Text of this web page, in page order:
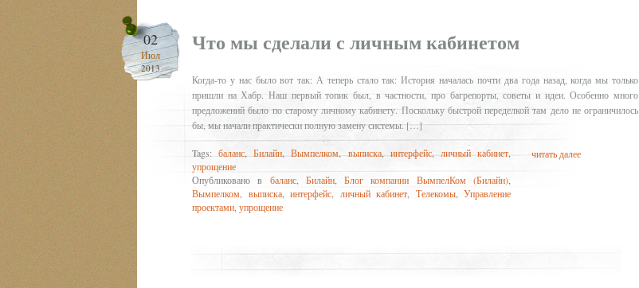
02
Июл
2013
Что мы сделали с личным кабинетом
Когда-то у нас было вот так: А теперь стало так: История началась почти два года назад, когда мы только
пришли на Хабр. Наш первый топик был, в частности, про багрепорты, советы и идеи. Особенно много
предложений было по старому личному кабинету. Поскольку быстрой переделкой там дело не ограничилось
бы, мы начали практически полную замену системы. […]
Tags:баланс,Билайн,Вымпелком,выписка,интерфейс,личный кабинет,
упрощение
Опубликовано в баланс, Билайн,Блог компании ВымпелКом (Билайн),
Вымпелком, выписка, интерфейс, личный кабинет, Телекомы, Управление
проектами,упрощение
читать далее